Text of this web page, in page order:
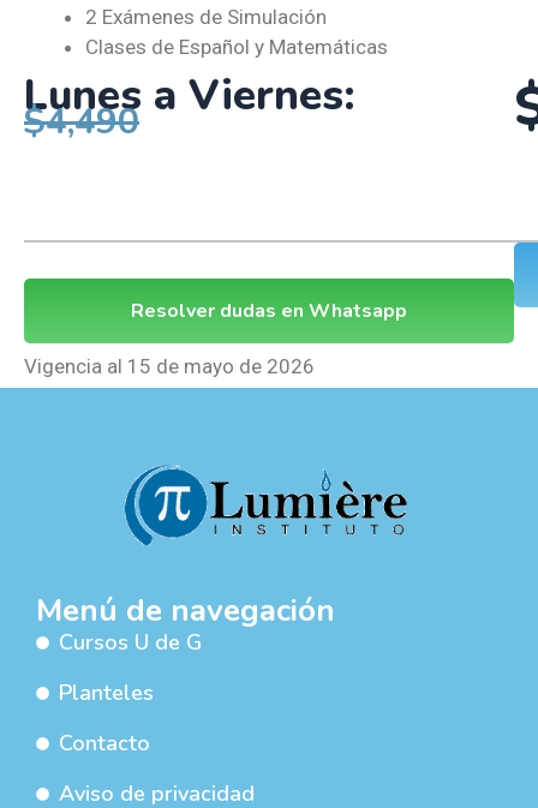
2 Exámenes de Simulación
Clases de Español y Matemáticas
Lunes a Viernes:
$4,490
Resolver dudas en Whatsapp
Vigencia al 15 de mayo de 2026
Menú de navegación
Cursos U de G
Planteles
Contacto
Aviso de privacidad